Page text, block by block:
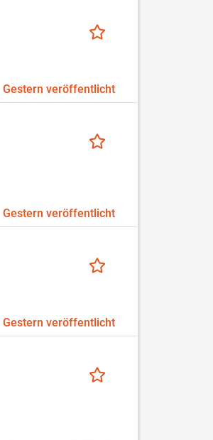
Gestern veröffentlicht
Gestern veröffentlicht
Gestern veröffentlicht